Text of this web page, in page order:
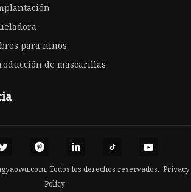
para niños
de mascarillas
Todos los derechos reservados. Privacy
Policy